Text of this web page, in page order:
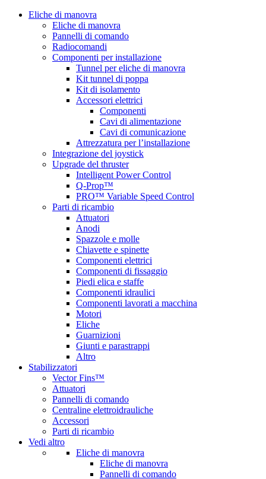
Eliche di manovra
Eliche di manovra
Pannelli di comando
Radiocomandi
Componenti per installazione
Tunnel per eliche di manovra
Kit tunnel di poppa
Kit di isolamento
Accessori elettrici
Componenti
Cavi di alimentazione
Cavi di comunicazione
Attrezzatura per l’installazione
Integrazione del joystick
Upgrade del thruster
Intelligent Power Control
Q-Prop™
PRO™ Variable Speed Control
Parti di ricambio
Attuatori
Anodi
Spazzole e molle
Chiavette e spinette
Componenti elettrici
Componenti di fissaggio
Piedi elica e staffe
Componenti idraulici
Componenti lavorati a macchina
Motori
Eliche
Guarnizioni
Giunti e parastrappi
Altro
Stabilizzatori
Vector Fins™
Attuatori
Pannelli di comando
Centraline elettroidrauliche
Accessori
Parti di ricambio
Vedi altro
Eliche di manovra
Eliche di manovra
Pannelli di comando